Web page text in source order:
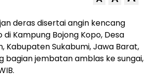
deras disertai angin kencang
Kampung Bojong Kopo, Desa
Kabupaten Sukabumi, Jawa Barat,
bagian jembatan amblas ke sungai,